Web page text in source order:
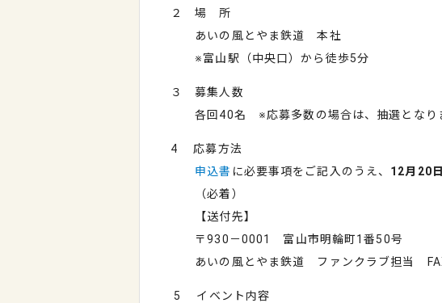
２ 場 所
あいの風とやま鉄道 本社
※富山駅（中央口）から徒歩5分
３ 募集人数
各回40名 ※応募多数の場合は、抽選となり
4 応募方法
申込書 に必要事項をご記入のうえ、 12月20
（必着）
【送付先】
〒930－0001 富山市明輪町1番50号
あいの風とやま鉄道 ファンクラブ担当
5 イベント内容